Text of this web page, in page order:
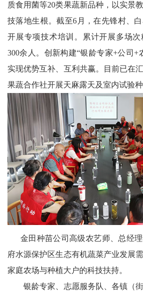
息
天
府
法
天
府
社
区
天
府
医
卫
天
质食用菌等20类果蔬新品种，以实景
技落地生根。截至6月，在先锋村、
开展专项技术培训。累计开展多场
300余人。创新构建“银龄专家+公司+
实现优势互补、互利共赢。目前已在
果蔬合作社开展天麻露天及室内试验
金田种苗公司高级农艺师、总经理
府水源保护区生态有机蔬菜产业发展
家庭农场与种植大户的科技扶持。
银龄专家、志愿服务队、各镇（街